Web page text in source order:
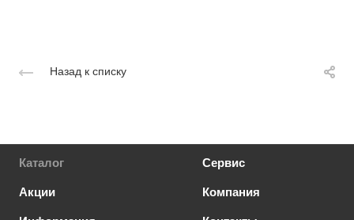
Назад к списку
Каталог Сервис
Акции Компания